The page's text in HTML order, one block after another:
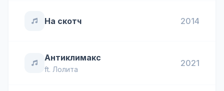
На скотч 2014
Антиклимакс
ft. Лолита
2021